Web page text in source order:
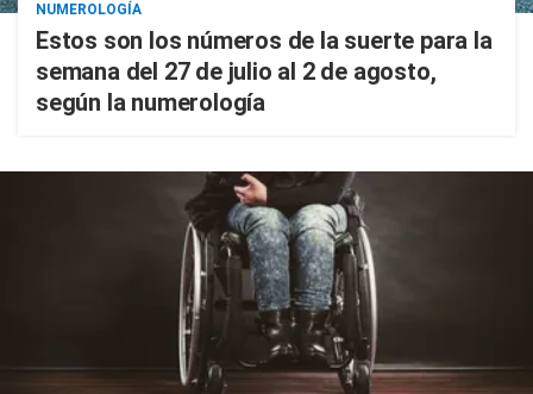
NUMEROLOGÍA
Estos son los números de la suerte para la
semana del 27 de julio al 2 de agosto,
según la numerología